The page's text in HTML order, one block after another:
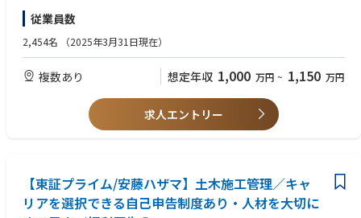
における連携
• 組織体制の構築：工場スタッフの指導・育成、安全な労働環境の維持管
理
歓迎要件
• 【大歓迎】アスファルトプラントにおける工場長経験者
※経験・スキルに応じて年収等最大限考慮いたします
従業員数
2,454名 （2025年3月31日現在）
複数あり 想定年収 1,000 万円 ~ 1,150 万円
求人エントリー
【東証プライム/安藤ハザマ】土木施工管理／キャ
リアを選択できる自己申告制度あり・人材を大切に